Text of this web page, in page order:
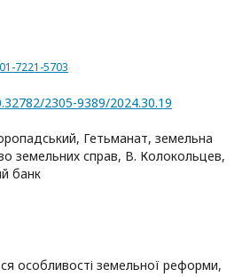
7221-5703
2305-9389/2024.30.19
Гетьманат, земельна
земельних справ, В. Колокольцев,
банк
особливості земельної реформи,